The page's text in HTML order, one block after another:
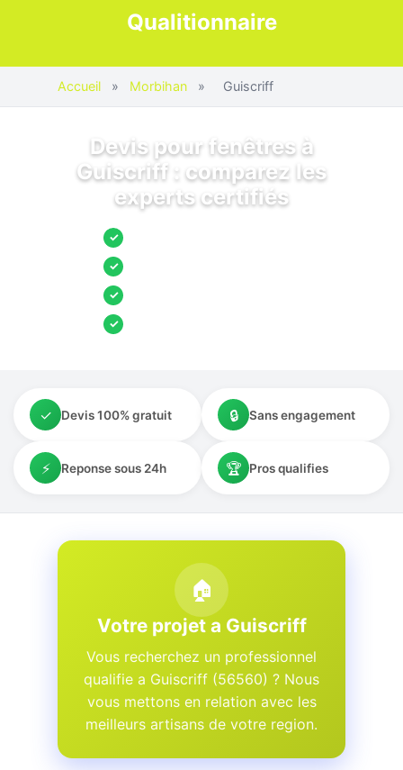
Qualitionnaire
Accueil » Morbihan » Guiscriff
Devis pour fenêtres à
Guiscriff : comparez les
experts certifiés
✓
✓
✓
✓
✓ Devis 100% gratuit 🔒 Sans engagement
⚡ Reponse sous 24h 🏆 Pros qualifies
🏠
Votre projet a Guiscriff
Vous recherchez un professionnel
qualifie a Guiscriff (56560) ? Nous
vous mettons en relation avec les
meilleurs artisans de votre region.